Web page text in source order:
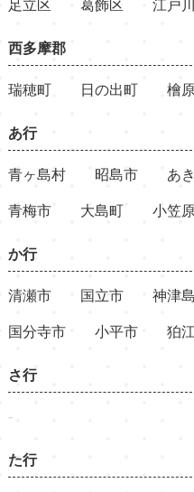
足立区 葛飾区 江戸
西多摩郡
瑞穂町 日の出町 檜
あ行
青ヶ島村 昭島市 あ
青梅市 大島町 小笠
か行
清瀬市 国立市 神津
国分寺市 小平市 狛
さ行
-
た行